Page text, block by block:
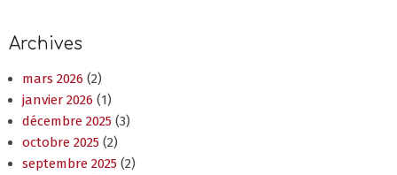
Archives
mars 2026 (2)
janvier 2026 (1)
décembre 2025 (3)
octobre 2025 (2)
septembre 2025 (2)